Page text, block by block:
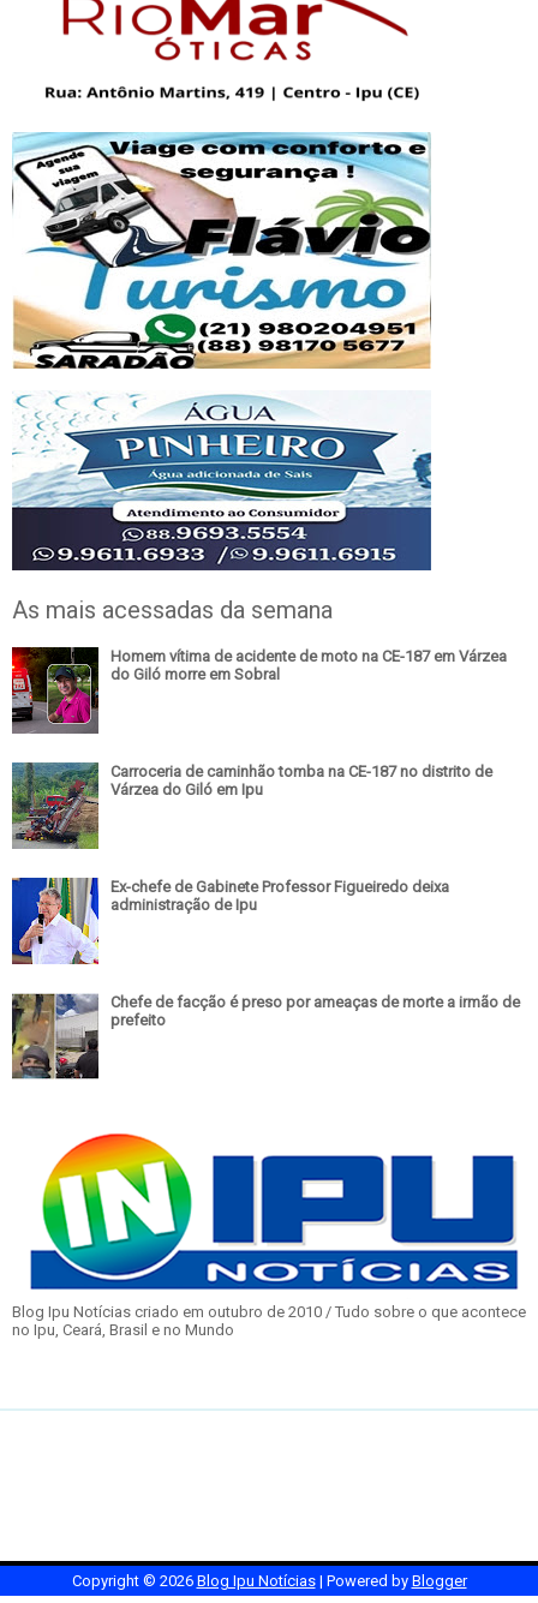
As mais acessadas da semana
Homem vítima de acidente de moto na CE-187 em Várzea
do Giló morre em Sobral
Carroceria de caminhão tomba na CE-187 no distrito de
Várzea do Giló em Ipu
Ex-chefe de Gabinete Professor Figueiredo deixa
administração de Ipu
Chefe de facção é preso por ameaças de morte a irmão de
prefeito
Blog Ipu Notícias criado em outubro de 2010 / Tudo sobre o que acontece
no Ipu, Ceará, Brasil e no Mundo
Copyright © 2026 Blog Ipu Notícias| Powered by Blogger